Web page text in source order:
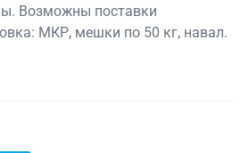
Возможны поставки
МКР, мешки по 50 кг, навал.